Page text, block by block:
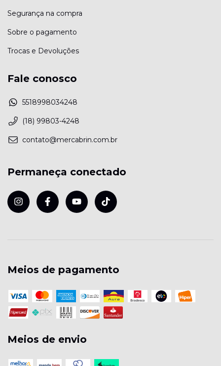
Segurança na compra
Sobre o pagamento
Trocas e Devoluções
Fale conosco
5518998034248
(18) 99803-4248
contato@mercabrin.com.br
Permaneça conectado
Meios de pagamento
Meios de envio